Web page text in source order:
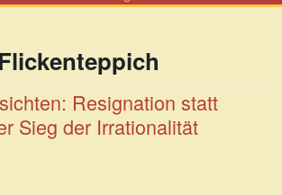
Resignation statt
Sieg der Irrationalität